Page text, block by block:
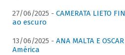
27/06/2025 - CAMERATA LIETO
ao escuro
13/06/2025 - ANA MALTA E
América